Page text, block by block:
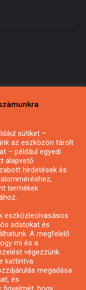
sütiket –
az eszközön tárolt
– például egyedi
alapvető
hirdetések és
termékek
eszközleolvasásos
adatokat és
A megfelelő
mi és a
végezzünk.
kattintva
megadása
és